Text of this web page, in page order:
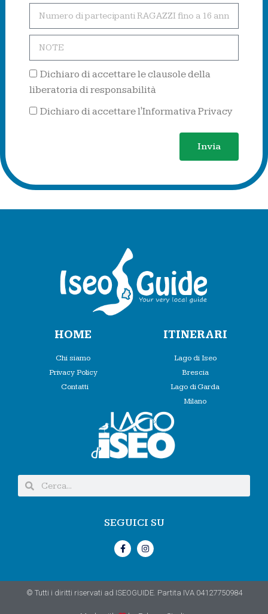
Dichiaro di accettare le clausole della
liberatoria di responsabilità
Dichiaro di accettare l'Informativa Privacy
Invia
HOME
Chi siamo
Privacy Policy
Contatti
ITINERARI
Lago di Iseo
Brescia
Lago di Garda
Milano
SEGUICI SU
© Tutti i diritti riservati ad ISEOGUIDE. Partita IVA 04127750984